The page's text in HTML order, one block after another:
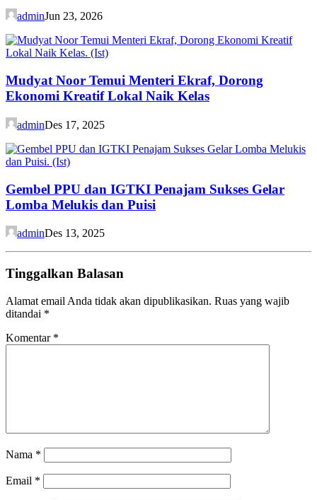
adminJun 23, 2026
Mudyat Noor Temui Menteri Ekraf, Dorong
Ekonomi Kreatif Lokal Naik Kelas
adminDes 17, 2025
Gembel PPU dan IGTKI Penajam Sukses Gelar
Lomba Melukis dan Puisi
adminDes 13, 2025
Tinggalkan Balasan
Alamat email Anda tidak akan dipublikasikan. Ruas yang wajib
ditandai *
Komentar *
Nama *
Email *